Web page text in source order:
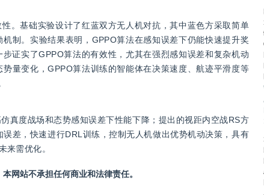
。基础实验设计了红蓝双方无人机对抗，其中蓝色方采取简单
制。实验结果表明，GPPO算法在感知误差下仍能快速提升奖
证实了GPPO算法的有效性，尤其在强烈感知误差和复杂机动
量变化，GPPO算法训练的智能体在决策速度、航迹平滑度等
真度战场和态势感知误差下性能下降；提出的视距内空战RS方
差，快速进行DRL训练，控制无人机做出优势机动决策，具有
来需优化。
网站不承担任何商业和法律责任。